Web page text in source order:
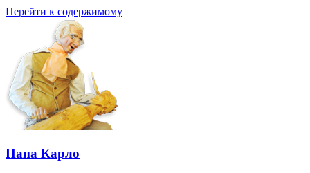
Перейти к содержимому
Папа Карло